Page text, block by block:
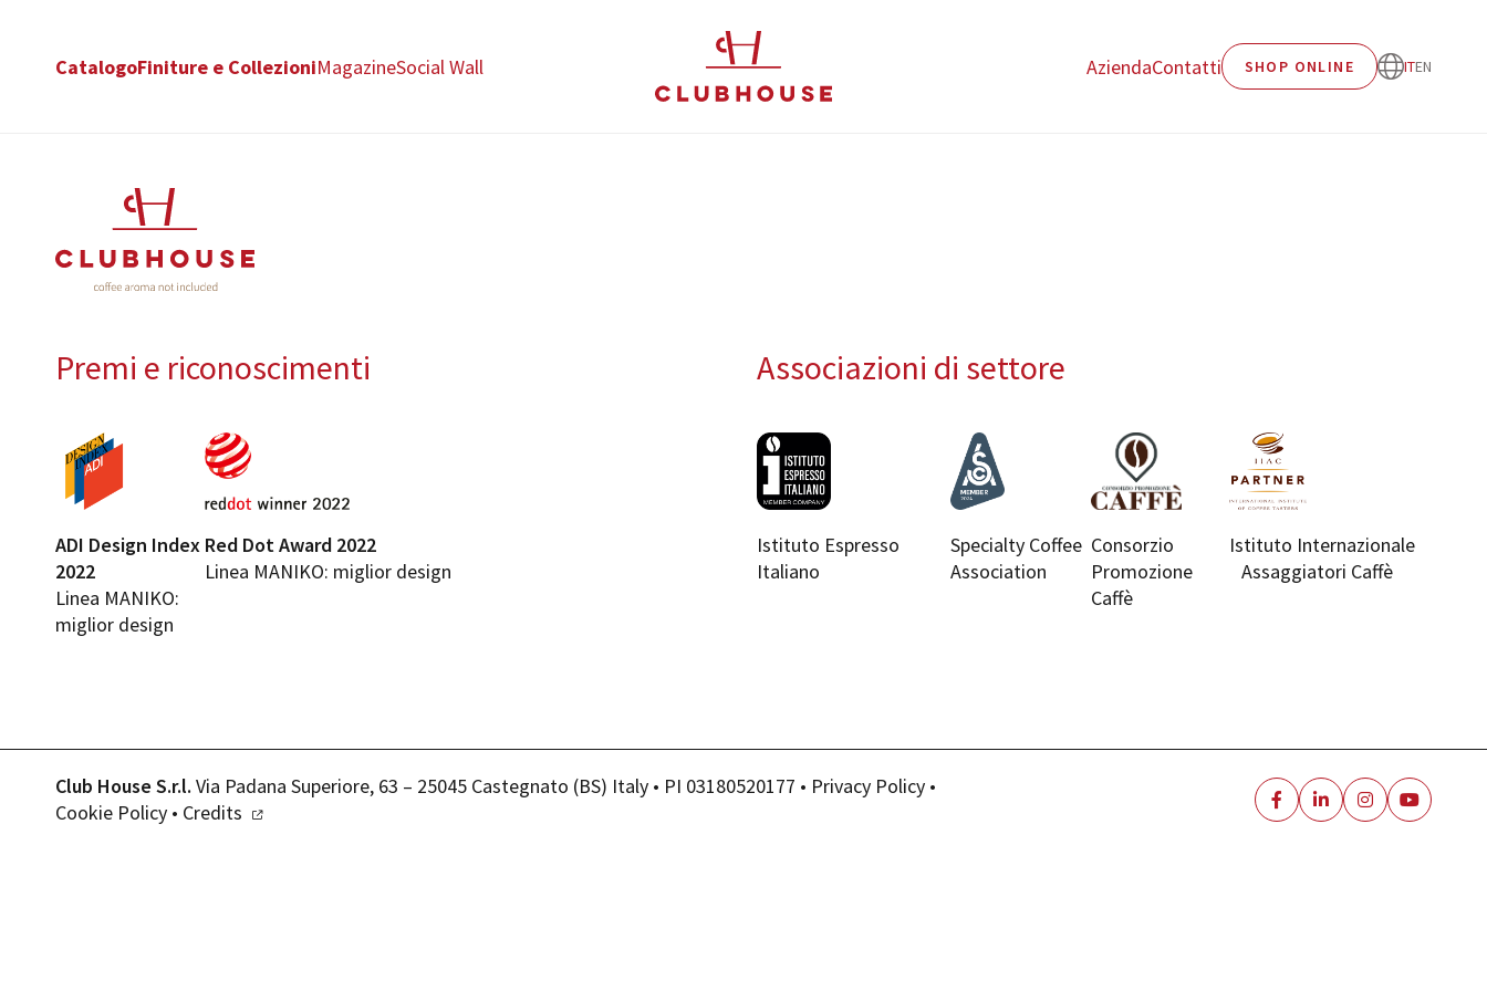
CatalogoFiniture e CollezioniMagazineSocial Wall AziendaContatti SHOP ONLINE ITEN
Premi e riconoscimenti
ADI Design Index
2022
Linea MANIKO:
miglior design
Red Dot Award 2022
Linea MANIKO: miglior design
Associazioni di settore
Istituto Espresso
Italiano
Specialty Coffee
Association
Consorzio
Promozione
Caffè
Istituto Internazionale
Assaggiatori Caffè
Club House S.r.l. Via Padana Superiore, 63 – 25045 Castegnato (BS) Italy • PI 03180520177 • Privacy Policy •
Cookie Policy • Credits